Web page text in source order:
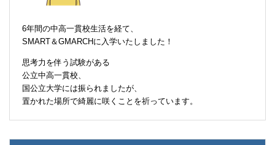
6年間の中高一貫校生活を経て、
SMART＆GMARCHに入学いたしました！
思考力を伴う試験がある
公立中高一貫校、
国公立大学には振られましたが、
置かれた場所で綺麗に咲くことを祈っています。